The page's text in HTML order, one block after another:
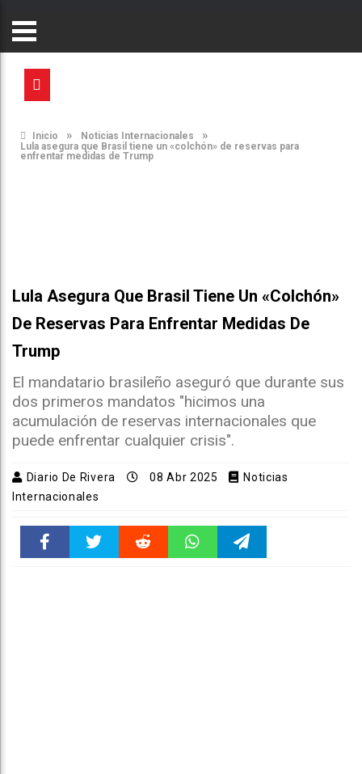
Inicio » Noticias Internacionales »
Lula asegura que Brasil tiene un «colchón» de reservas para
enfrentar medidas de Trump
Lula Asegura Que Brasil Tiene Un «colchón»
De Reservas Para Enfrentar Medidas De
Trump
El mandatario brasileño aseguró que durante sus
dos primeros mandatos "hicimos una
acumulación de reservas internacionales que
puede enfrentar cualquier crisis".
Diario De Rivera 08 Abr 2025
Noticias
Internacionales